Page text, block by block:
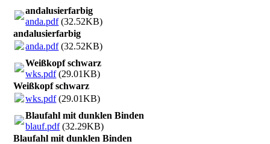
andalusierfarbig
anda.pdf(32.52KB)
andalusierfarbig
anda.pdf(32.52KB)
Weißkopf schwarz
wks.pdf(29.01KB)
Weißkopf schwarz
wks.pdf(29.01KB)
Blaufahl mit dunklen Binden
blauf.pdf(32.29KB)
Blaufahl mit dunklen Binden